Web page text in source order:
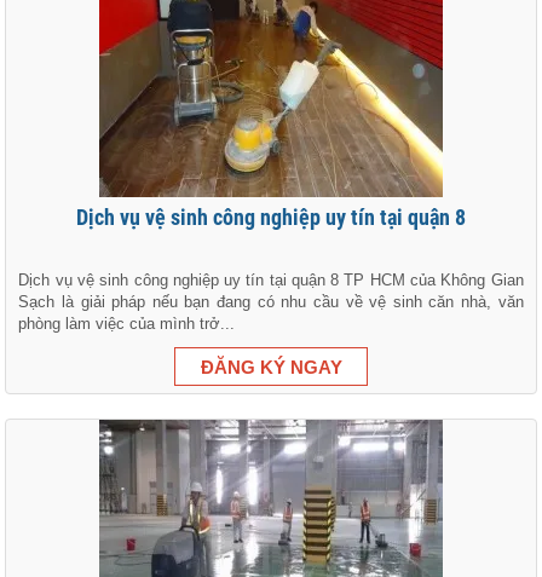
Dịch vụ vệ sinh công nghiệp uy tín tại quận 8
Dịch vụ vệ sinh công nghiệp uy tín tại quận 8 TP HCM của Không Gian
Sạch là giải pháp nếu bạn đang có nhu cầu về vệ sinh căn nhà, văn
phòng làm việc của mình trở...